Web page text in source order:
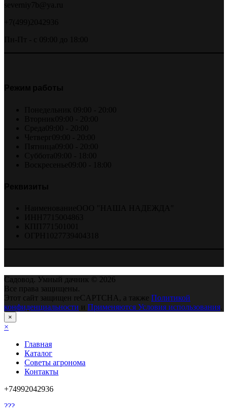
Садовод. Умный дачник © 2026
Все права защищены.
Этот сайт защищен reCAPTCHA, а также Политикой
конфиденциальности и Применяются Условия использования
×
×
Главная
Каталог
Советы агронома
Контакты
+74992042936
???